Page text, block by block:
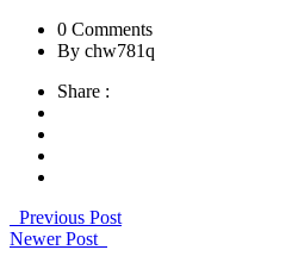
0 Comments
By chw781q
Share :
Previous Post
Newer Post